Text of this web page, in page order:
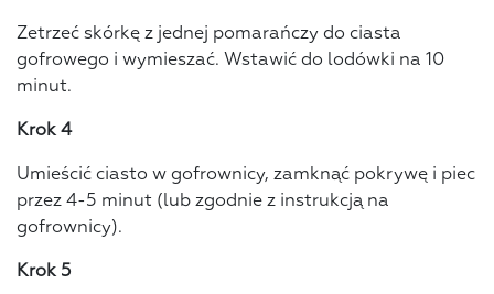
Zetrzeć skórkę z jednej pomarańczy do ciasta
gofrowego i wymieszać. Wstawić do lodówki na 10
minut.
Krok 4
Umieścić ciasto w gofrownicy, zamknąć pokrywę i piec
przez 4-5 minut (lub zgodnie z instrukcją na
gofrownicy).
Krok 5